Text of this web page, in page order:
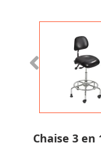
Chaise 3 en